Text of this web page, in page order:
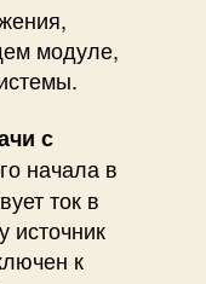
модуле,
с
начала в
ток в
источник
к